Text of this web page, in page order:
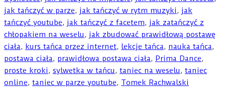
jak tańczyć w parze, jak tańczyć w rytm muzyki, jak
tańczyć youtube, jak tańczyć z facetem, jak zatańczyć z
chłopakiem na weselu, jak zbudować prawidłową postawę
ciała, kurs tańca przez internet, lekcje tańca, nauka tańca,
postawa ciała, prawidłowa postawa ciała, Prima Dance,
proste kroki, sylwetka w tańcu, taniec na weselu, taniec
online, taniec w parze youtube, Tomek Rachwalski